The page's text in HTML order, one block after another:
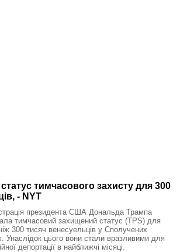
тимчасового захисту для 300
- NYT
президента США Дональда Трампа
тимчасовий захищений статус (TPS) для
300 тисяч венесуельців у Сполучених
Унаслідок цього вони стали вразливими для
депортації в найближчі місяці.